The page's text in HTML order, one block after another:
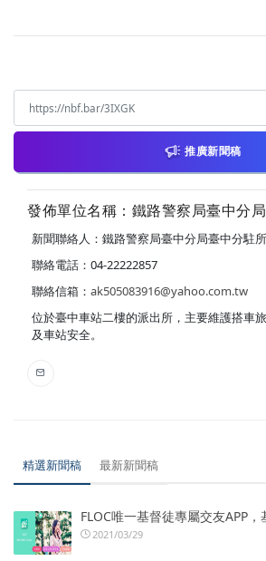
推廣新聞稿
發佈單位名稱：鐵路警察局臺中分
新聞聯絡人：鐵路警察局臺中分局臺中分駐所
聯絡電話：04-22222857
聯絡信箱： ak505083916@yahoo.com.tw
位於臺中車站二樓的派出所，主要維護搭車
及車站安全。
精選新聞稿 最新新聞稿
FLOC唯一基督徒專屬交友APP
2021/03/29